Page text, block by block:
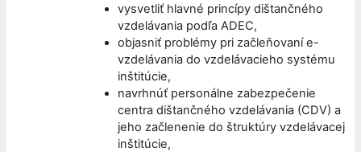
vysvetliť hlavné princípy dištančného
vzdelávania podľa ADEC,
objasniť problémy pri začleňovaní e-
vzdelávania do vzdelávacieho systému
inštitúcie,
navrhnúť personálne zabezpečenie
centra dištančného vzdelávania (CDV) a
jeho začlenenie do štruktúry vzdelávacej
inštitúcie,